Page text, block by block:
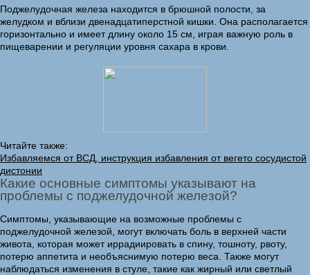
Поджелудочная железа находится в брюшной полости, за
желудком и вблизи двенадцатиперстной кишки. Она располагается
горизонтально и имеет длину около 15 см, играя важную роль в
пищеварении и регуляции уровня сахара в крови.
Читайте также:
Избавляемся от ВСД, инструкция избавления от вегето сосудистой
дистонии
Какие основные симптомы указывают на
проблемы с поджелудочной железой?
Симптомы, указывающие на возможные проблемы с
поджелудочной железой, могут включать боль в верхней части
живота, которая может иррадиировать в спину, тошноту, рвоту,
потерю аппетита и необъяснимую потерю веса. Также могут
наблюдаться изменения в стуле, такие как жирный или светлый